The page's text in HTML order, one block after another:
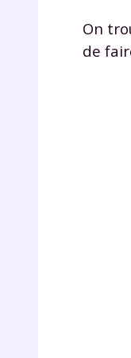
On
de